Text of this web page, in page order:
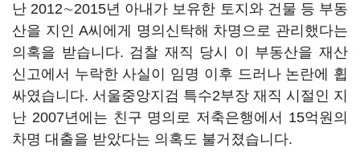
난 2012∼2015년 아내가 보유한 토지와 건물 등 부동
산을 지인 A씨에게 명의신탁해 차명으로 관리했다는
의혹을 받습니다. 검찰 재직 당시 이 부동산을 재산
신고에서 누락한 사실이 임명 이후 드러나 논란에 휩
싸였습니다. 서울중앙지검 특수2부장 재직 시절인 지
난 2007년에는 친구 명의로 저축은행에서 15억원의
차명 대출을 받았다는 의혹도 불거졌습니다.